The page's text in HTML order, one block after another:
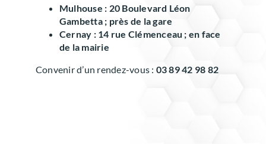
Mulhouse : 20 Boulevard Léon
Gambetta ; près de la gare
Cernay : 14 rue Clémenceau ; en face
de la mairie
Convenir d’un rendez-vous : 03 89 42 98 82